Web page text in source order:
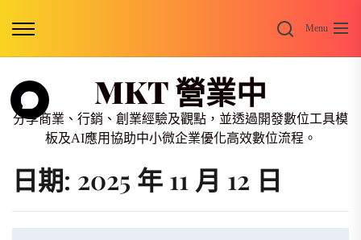
SearchMenu
MKT 營業中
分享商業、行銷、創業經驗及觀點，並透過開發數位工具模
板及AI應用協助中小微企業優化高效數位流程。
日期: 2025 年 11 月 12 日